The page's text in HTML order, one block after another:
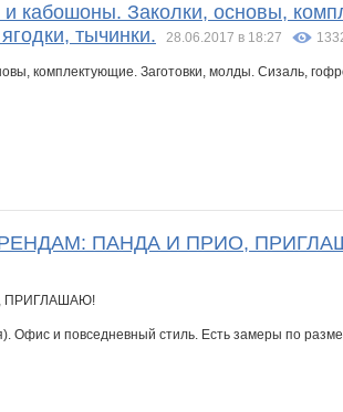
кабошоны. Заколки, основы,
тычинки.
28.06.2017 в 18:27
ПАНДА И ПРИО,
Офис и повседневный стиль. Есть замеры по